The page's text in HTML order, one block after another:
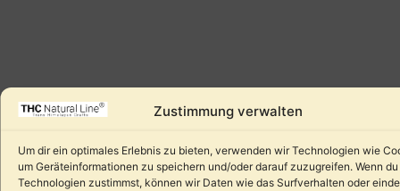
Zustimmung verwalten
Um dir ein optimales Erlebnis zu bieten, verwenden wir Technologien wie
um Geräteinformationen zu speichern und/oder darauf zuzugreifen. Wenn
Technologien zustimmst, können wir Daten wie das Surfverhalten oder